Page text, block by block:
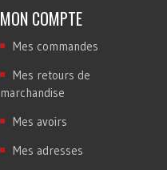
MON COMPTE
Mes commandes
Mes retours de
marchandise
Mes avoirs
Mes adresses